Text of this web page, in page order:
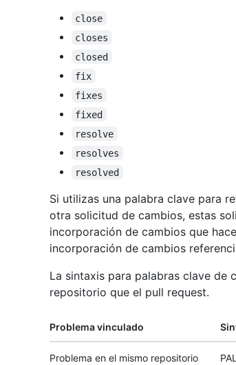
close
closes
closed
fix
fixes
fixed
resolve
resolves
resolved
Si utilizas una palabra clave para
otra solicitud de cambios, estas
incorporación de cambios que
incorporación de cambios
La sintaxis para palabras clave de
repositorio que el pull request.
Problema vinculado
Problema en el mismo repositorio